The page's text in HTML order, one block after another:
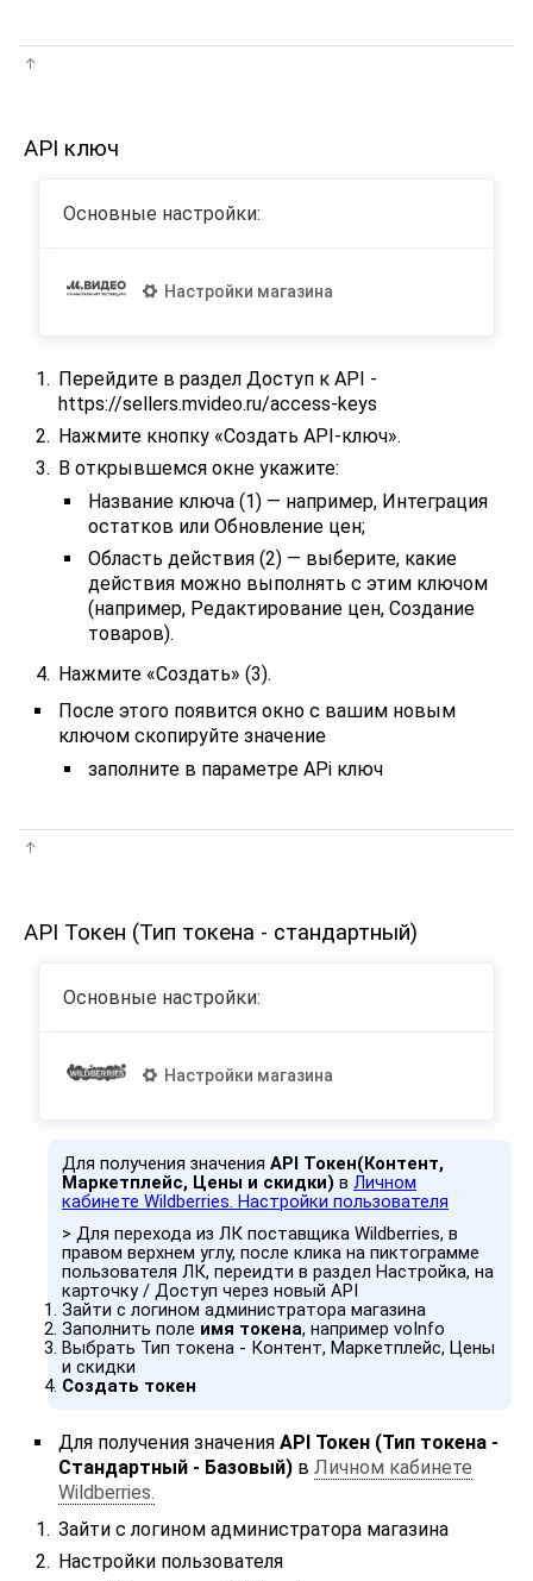
API ключ
Основные настройки:
Настройки магазина
Перейдите в раздел Доступ к API -
https://sellers.mvideo.ru/access-keys
Нажмите кнопку «Создать API-ключ».
В открывшемся окне укажите:
Название ключа (1) — например, Интеграция
остатков или Обновление цен;
Область действия (2) — выберите, какие
действия можно выполнять с этим ключом
(например, Редактирование цен, Создание
товаров).
Нажмите «Создать» (3).
После этого появится окно с вашим новым
ключом скопируйте значение
заполните в параметре APi ключ
API Токен (Тип токена - стандартный)
Основные настройки:
Настройки магазина
Для получения значения API Токен(Контент,
Маркетплейс, Цены и скидки) в Личном
кабинете Wildberries. Настройки пользователя
> Для перехода из ЛК поставщика Wildberries, в
правом верхнем углу, после клика на пиктограмме
пользователя ЛК, переидти в раздел Настройка, на
карточку / Доступ через новый API
Зайти с логином администратора магазина
Заполнить поле имя токена, например voInfo
Выбрать Тип токена - Контент, Маркетплейс, Цены
и скидки
Создать токен
Для получения значения API Токен (Тип токена -
Стандартный - Базовый) в Личном кабинете
Wildberries.
Зайти с логином администратора магазина
Настройки пользователя